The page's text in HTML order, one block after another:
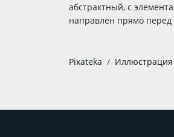
абстрактный, с
направлен прямо перед
Pixateka Иллюстрация